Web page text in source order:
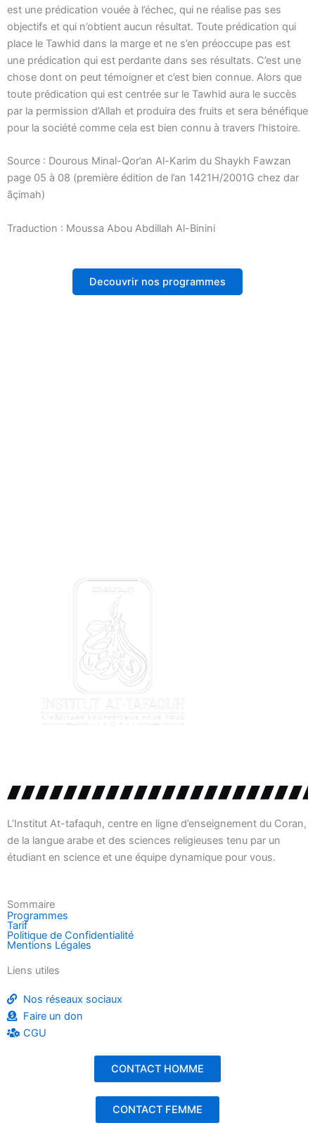
est une prédication vouée à l’échec, qui ne réalise pas ses
objectifs et qui n’obtient aucun résultat. Toute prédication qui
place le Tawhid dans la marge et ne s’en préoccupe pas est
une prédication qui est perdante dans ses résultats. C’est une
chose dont on peut témoigner et c’est bien connue. Alors que
toute prédication qui est centrée sur le Tawhid aura le succès
par la permission d’Allah et produira des fruits et sera bénéfique
pour la société comme cela est bien connu à travers l’histoire.
Source : Dourous Minal-Qor’an Al-Karim du Shaykh Fawzan
page 05 à 08 (première édition de l’an 1421H/2001G chez dar
ãçimah)
Traduction : Moussa Abou Abdillah Al-Binini
Decouvrir nos programmes
L’Institut At-tafaquh, centre en ligne d’enseignement du Coran,
de la langue arabe et des sciences religieuses tenu par un
étudiant en science et une équipe dynamique pour vous.
Sommaire
Programmes
Tarif
Politique de Confidentialité
Mentions Légales
Liens utiles
Nos réseaux sociaux
Faire un don
CGU
CONTACT HOMME
CONTACT FEMME